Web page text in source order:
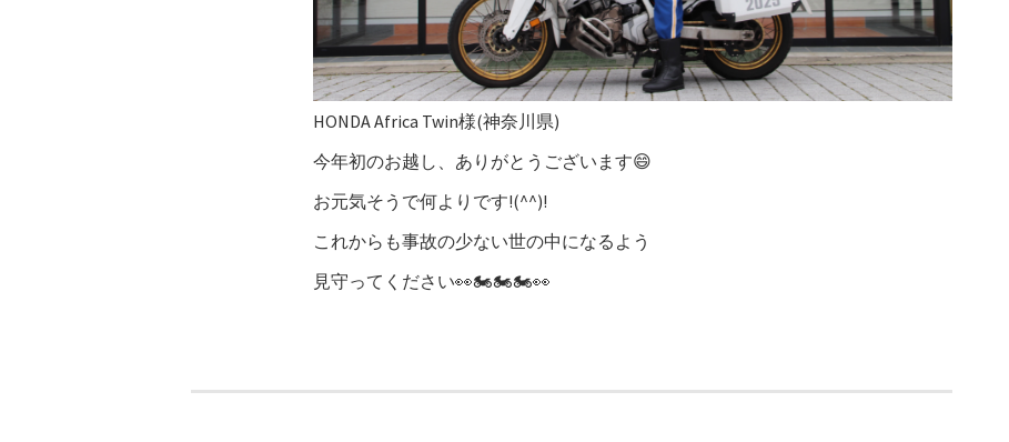
HONDA Africa Twin様(神奈川県)
今年初のお越し、ありがとうございます😄
お元気そうで何よりです!(^^)!
これからも事故の少ない世の中になるよう
見守ってください👀🏍🏍🏍👀